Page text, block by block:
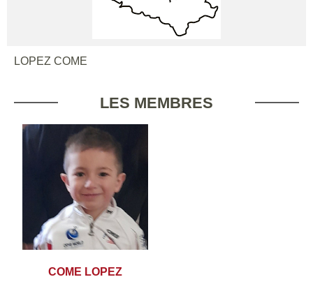
LOPEZ COME
LES MEMBRES
COME LOPEZ